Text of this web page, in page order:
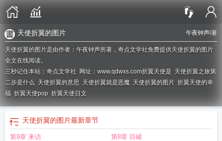
午夜钟声/著
天使折翼的图片
天使折翼的图片是由作者：午夜钟声所著，奇点文学社免费提供天使折翼的图片
全文在线阅读。
三秒记住本站：奇点文学社 网址：www.qdwxs.com折翼天使是 天使折翼之旅第
二步是什么 天使折翼的意思 天使折翼就是恶魔 天使折翼的图片 折翼天使的幸
福 折翼天使pop 折翼天使日文
天使折翼的图片最新章节
第9章 来访 第8章 目睹